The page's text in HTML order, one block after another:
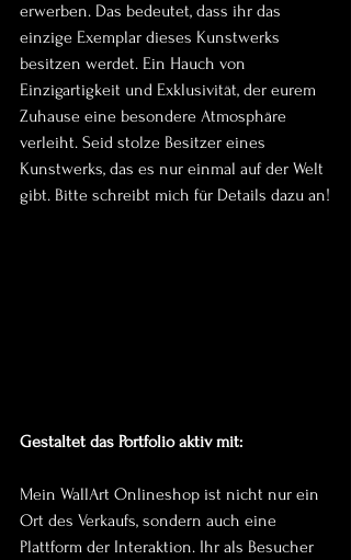
erwerben. Das bedeutet, dass ihr das
einzige Exemplar dieses Kunstwerks
besitzen werdet. Ein Hauch von
Einzigartigkeit und Exklusivität, der eurem
Zuhause eine besondere Atmosphäre
verleiht. Seid stolze Besitzer eines
Kunstwerks, das es nur einmal auf der Welt
gibt. Bitte schreibt mich für Details dazu an!
Gestaltet das Portfolio aktiv mit:
Mein WallArt Onlineshop ist nicht nur ein
Ort des Verkaufs, sondern auch eine
Plattform der Interaktion. Ihr als Besucher